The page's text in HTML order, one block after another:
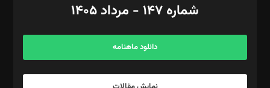
آگهی و مشترکین: ۰۹۱۹۹۹۹۰۴۵۴
شماره ۱۴۷ - مرداد ۱۴۰۵
دانلود ماهنامه